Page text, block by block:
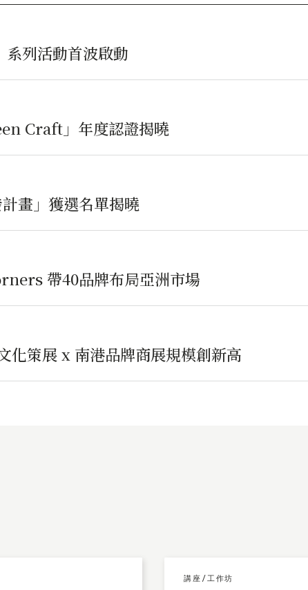
系列活動首波啟動
Craft」年度認證揭曉
畫」獲選名單揭曉
帶40品牌布局亞洲市場
化策展 x 南港品牌商展規模創新高
講座/工作坊